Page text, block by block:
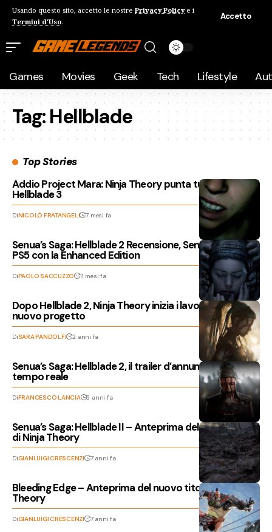
Usando questo sito, accetto le nostre Privacy Policye i
Termini d'Uso.
Accetto
Games Movies Geek Tech Lifestyle
Tag:Hellblade
Top Stories
Addio Project Mara: Ninja Theory punta tutto su
Hellblade 3
DiNICOLÒ FRATANGELI 7 mesi fa
Senua’s Saga: Hellblade 2 Recensione, Senua arriva su
PS5 con la Enhanced Edition
DiPAOLO SACCUZZO 11 mesi fa
Dopo Hellblade 2, Ninja Theory inizia i lavori su un
nuovo progetto
DiSARA PANDOLFI 2 anni fa
Senua’s Saga: Hellblade 2, il trailer d’annuncio girava in
tempo reale
DiFRANCESCO LANCIA 6 anni fa
Senua’s Saga: Hellblade II – Anteprima del nuovo titolo
di Ninja Theory
DiGIANLUIGI CRESCENZI 7 anni fa
Bleeding Edge – Anteprima del nuovo titolo di Ninja
Theory
DiGIANLUIGI CRESCENZI 7 anni fa